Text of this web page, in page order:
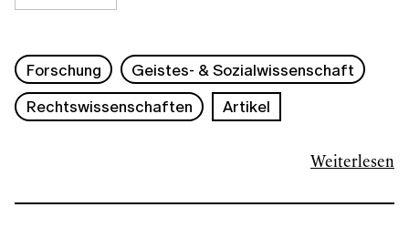
Weiterlesen
Forschung
Geistes- & Sozialwissenschaft
Rechtswissenschaften
Artikel